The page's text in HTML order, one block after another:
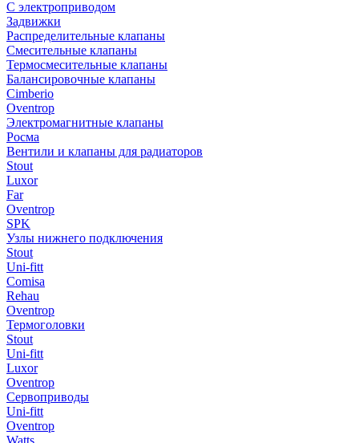
С электроприводом
Задвижки
Распределительные клапаны
Cмесительные клапаны
Термосмесительные клапаны
Балансировочные клапаны
Cimberio
Oventrop
Электромагнитные клапаны
Росма
Вентили и клапаны для радиаторов
Stout
Luxor
Far
Oventrop
SPK
Узлы нижнего подключения
Stout
Uni-fitt
Comisa
Rehau
Oventrop
Термоголовки
Stout
Uni-fitt
Luxor
Oventrop
Сервоприводы
Uni-fitt
Oventrop
Watts